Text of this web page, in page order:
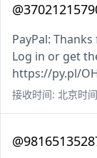
PayPal:
Log in or get
https://py.pl/
接收时间: 北京时